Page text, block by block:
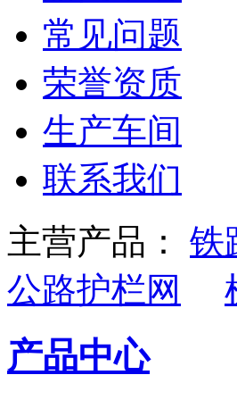
常见问题
荣誉资质
生产车间
联系我们
主营产品： 铁
公路护栏网
产品中心